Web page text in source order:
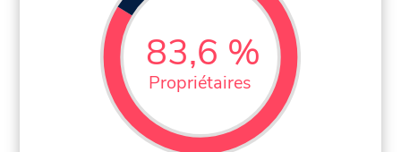
83,6 %
Propriétaires